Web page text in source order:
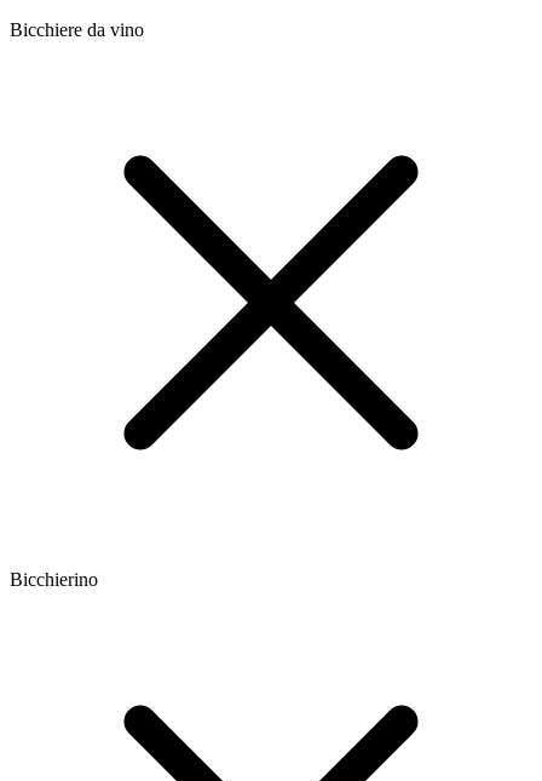
Bicchiere da vino
Bicchierino